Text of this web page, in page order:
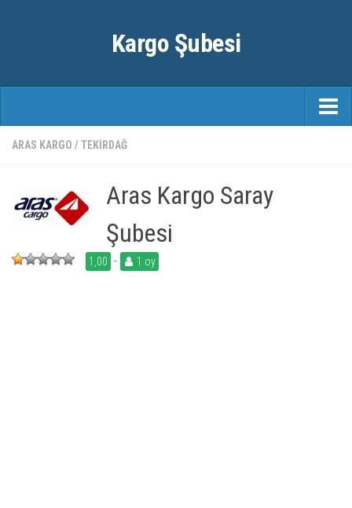
Kargo Şubesi
ANASAYFA
ŞEHIRLER
ARAS KARGO / TEKIRDAĞ
Aras Kargo Saray
Şubesi
1,00 - 1 oy